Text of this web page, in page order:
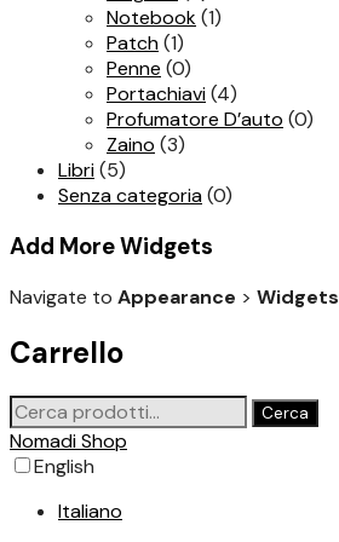
Notebook(1)
Patch(1)
Penne (0)
Portachiavi(4)
Profumatore D’auto (0)
Zaino (3)
Libri(5)
Senza categoria(0)
Add More Widgets
Navigate to Appearance > Widgets
Carrello
Cerca: Cerca
Nomadi Shop
English
Italiano